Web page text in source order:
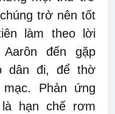
trở nên tốt
làm theolời
đến gặp
dân đi, để thờ
. Phản ứng
hạn chế rơm